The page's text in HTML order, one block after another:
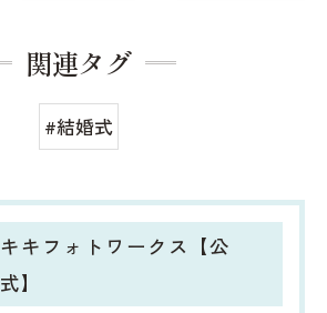
関連タグ
#結婚式
キキフォトワークス【公
式】